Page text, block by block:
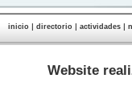
inicio| directorio| actividades|
Website